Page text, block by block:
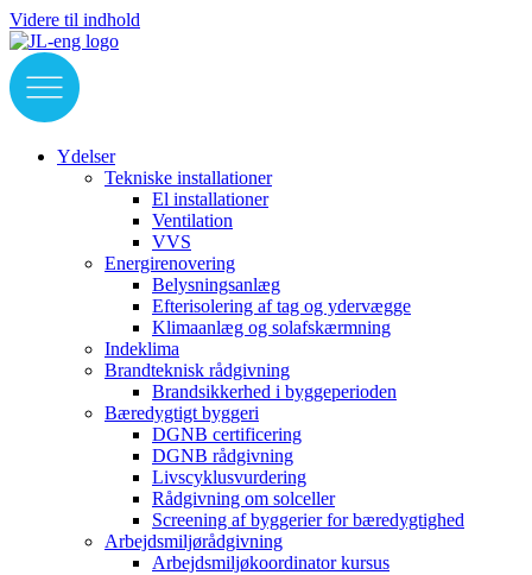
Videre til indhold
Ydelser
Tekniske installationer
El installationer
Ventilation
VVS
Energirenovering
Belysningsanlæg
Efterisolering af tag og ydervægge
Klimaanlæg og solafskærmning
Indeklima
Brandteknisk rådgivning
Brandsikkerhed i byggeperioden
Bæredygtigt byggeri
DGNB certificering
DGNB rådgivning
Livscyklusvurdering
Rådgivning om solceller
Screening af byggerier for bæredygtighed
Arbejdsmiljørådgivning
Arbejdsmiljøkoordinator kursus